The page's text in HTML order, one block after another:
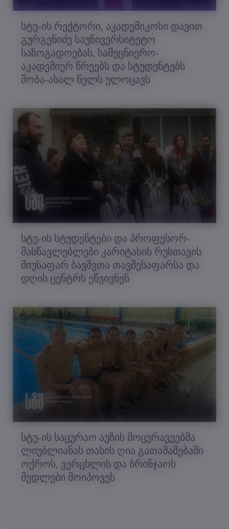
სტუ-ის რექტორი, აკადემიკოსი დავით
გურგენიძე საუნივერსიტეტო
საზოგადოებას, სამეცნიერო-
აკადემიურ წრეებს და სტუდენტებს
შობა-ახალ წელს ულოცავს
სტუ-ის სტუდენტები და პროფესორ-
მასწავლებლები კარიტასის რუსთავის
მიუსაფარ ბავშვთა თავშესაფარსა და
დღის ცენტრს ეწვივნენ
სტუ-ის საცურაო აუზის მოცურავეებმა
ლიუბლიანას თასის ღია გათამაშებაში
ოქროს, ვერცხლის და ბრინჯაოს
მედლები მოიპოვეს